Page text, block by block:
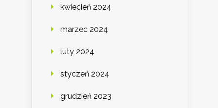
kwiecień 2024
marzec 2024
luty 2024
styczeń 2024
grudzień 2023